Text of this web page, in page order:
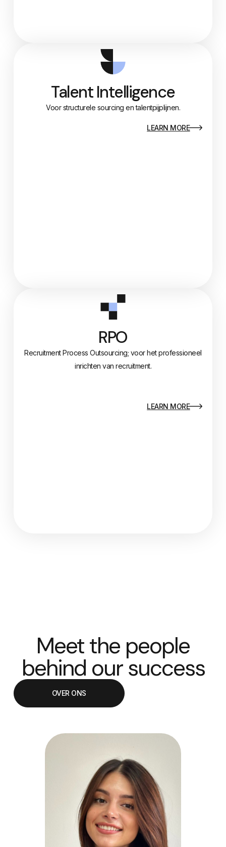
Talent Intelligence
Voor structurele sourcing en talentpijplijnen.
LEARN MORE
RPO
Recruitment Process Outsourcing; voor het professioneel
inrichten van recruitment.
LEARN MORE
Meet the people
behind our success
OVER ONS